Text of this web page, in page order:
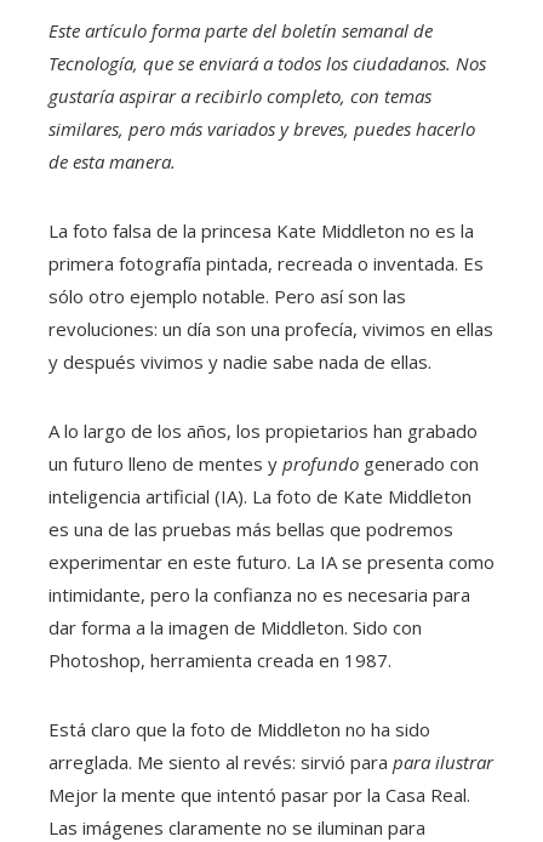
Este artículo forma parte del boletín semanal de
Tecnología, que se enviará a todos los ciudadanos. Nos
gustaría aspirar a recibirlo completo, con temas
similares, pero más variados y breves, puedes hacerlo
de esta manera.
La foto falsa de la princesa Kate Middleton no es la
primera fotografía pintada, recreada o inventada. Es
sólo otro ejemplo notable. Pero así son las
revoluciones: un día son una profecía, vivimos en ellas
y después vivimos y nadie sabe nada de ellas.
A lo largo de los años, los propietarios han grabado
un futuro lleno de mentes y profundo generado con
inteligencia artificial (IA). La foto de Kate Middleton
es una de las pruebas más bellas que podremos
experimentar en este futuro. La IA se presenta como
intimidante, pero la confianza no es necesaria para
dar forma a la imagen de Middleton. Sido con
Photoshop, herramienta creada en 1987.
Está claro que la foto de Middleton no ha sido
arreglada. Me siento al revés: sirvió para para ilustrar
Mejor la mente que intentó pasar por la Casa Real.
Las imágenes claramente no se iluminan para